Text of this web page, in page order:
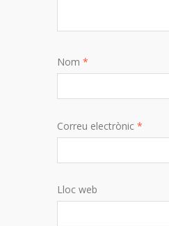
Nom *
Correu electrònic *
Lloc web